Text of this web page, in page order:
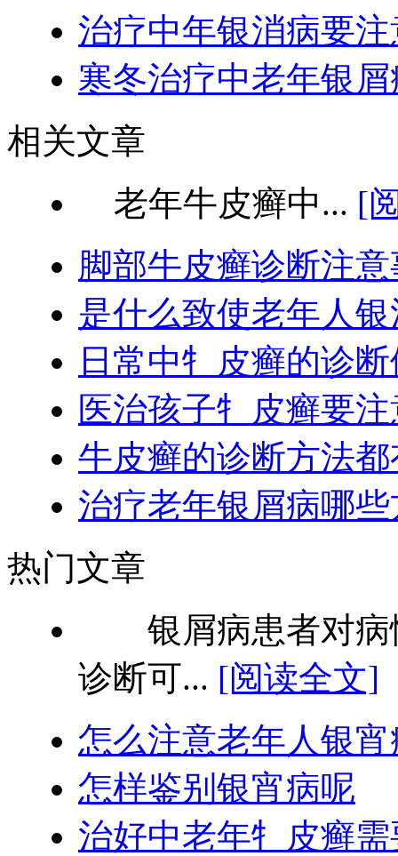
治疗中年银消病要
寒冬治疗中老年银
相关文章
老年牛皮癣中... [
脚部牛皮癣诊断注
是什么致使老年人
日常中牜皮癣的诊
医治孩子牜皮癣要
牛皮癣的诊断方法
治疗老年银屑病哪
热门文章
银屑病患者对病
诊断可... [阅读全文]
怎么注意老年人银
怎样鉴别银宵病呢
治好中老年牜皮癣